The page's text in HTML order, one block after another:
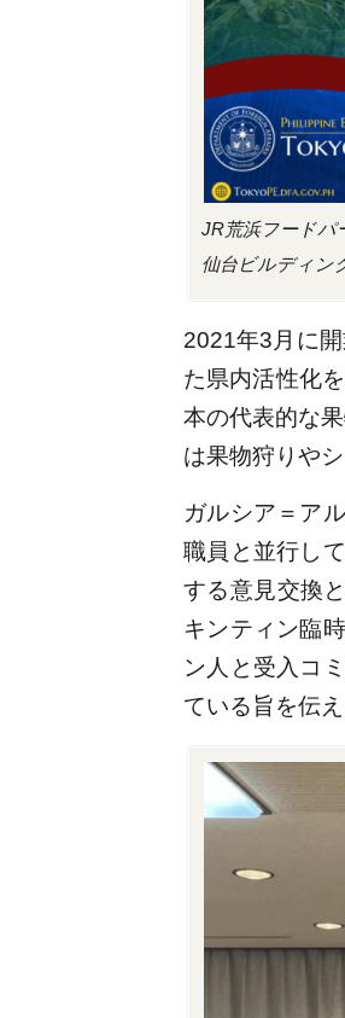
JR荒浜フードパ
仙台ビルディン
2021年3月に
た県内活性化
本の代表的な
は果物狩りや
ガルシア＝ア
職員と並行し
する意見交換
キンティン臨
ン人と受入コ
ている旨を伝